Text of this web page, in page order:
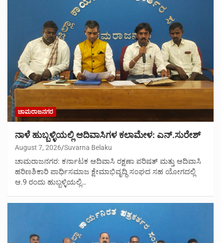
ಚಾಮರಾಜನಗರ
ನಾಳೆ ಹುಬ್ಬಳ್ಳಿಯಲ್ಲಿ ಆದಿವಾಸಿಗಳ ಕಲಾಮೇಳ: ಎನ್.ಸುರೇಶ್
August 7, 2026 Suvarna Belaku
ಚಾಮರಾಜನಗರ: ಕರ್ನಾಟಕ ಆದಿವಾಸಿ ರಕ್ಷಣಾ ಪರಿಷತ್ ಮತ್ತು ಆದಿವಾಸಿ
ಹರಿಣಶಿಕಾರಿ ಪಾರ್ಧಿಸಮಾಜ ಕ್ಷೇಮಾಭಿವೃದ್ಧಿ ಸಂಘದ ಸಹ ಯೋಗದಲ್ಲಿ
ಆ.9 ರಂದು ಹುಬ್ಬಳ್ಳಿಯಲ್ಲಿ…